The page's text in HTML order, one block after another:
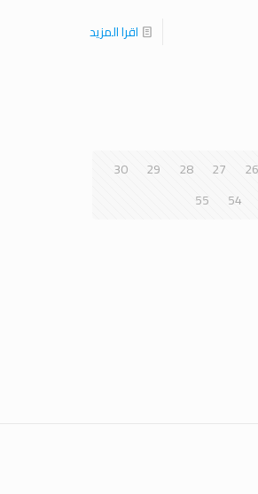
اقرا المزيد
26
27
28
29
30
54
55